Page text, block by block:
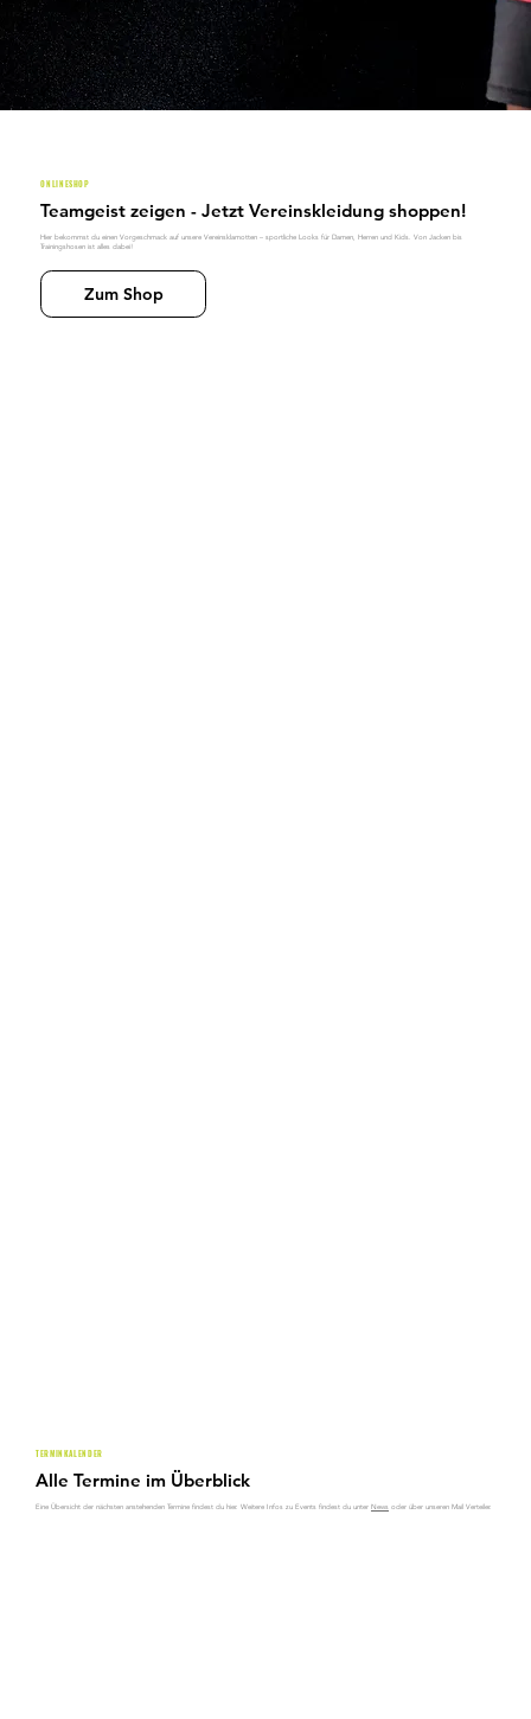
ONLINESHOP
Teamgeist zeigen - Jetzt Vereinskleidung shoppen!
Hier bekommst du einen Vorgeschmack auf unsere Vereinsklamotten – sportliche Looks für Damen, Herren und Kids. Von Jacken bis
Trainingshosen ist alles dabei!
Zum Shop
TERMINKALENDER
Alle Termine im Überblick
Eine Übersicht der nächsten anstehenden Termine findest du hier. Weitere Infos zu Events findest du unter News oder über unseren Mail Verteiler.